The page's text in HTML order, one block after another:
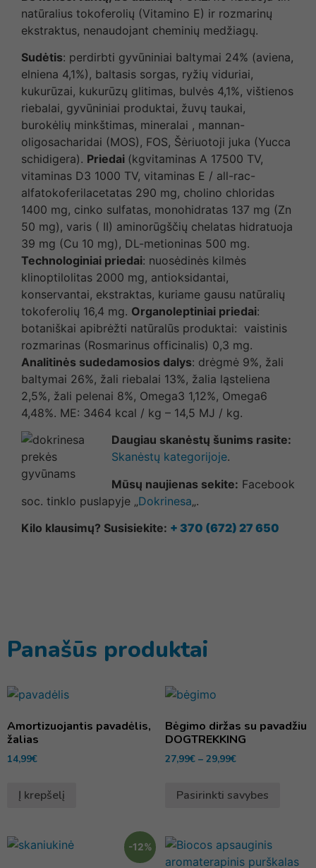
natūralius tokoferolių (Vitamino E) ir rozmarinų
ekstraktus, nenaudojant cheminių medžiagų.
Sudėtis: perdirbti gyvūniniai baltymai 24% (aviena,
elniena 4,1%), baltasis sorgas, ryžių viduriai,
kukurūzai, kukurūzų glitimas, bulvės 4,1%, vištienos
riebalai, gyvūniniai produktai, žuvų taukai,
burokėlių minkštimas, mineralai , mannan-
oligosacharidai (MOS), FOS, Šėriuotoji juka (Yucca
schidigera). Priedai (kgvitaminas A 17500 TV,
vitaminas D3 1000 TV, vitaminas E / all-rac-
alfatokoferilacetatas 290 mg, cholino chloridas
1400 mg, cinko sulfatas, monohidratas 137 mg (Zn
50 mg), varis ( II) aminorūgščių chelatas hidratuoja
39 mg (Cu 10 mg), DL-metioninas 500 mg.
Technologiniai priedai: nuosėdinės kilmės
klinoptilolitas 2000 mg, antioksidantai,
konservantai, ekstraktas, kuriame gausu natūralių
tokoferolių 16,4 mg. Organoleptiniai priedai:
botaniškai apibrėžti natūralūs produktai: vaistinis
rozmarinas (Rosmarinus officinalis) 0,3 mg.
Analitinės sudedamosios dalys: drėgmė 9%, žali
baltymai 26%, žali riebalai 13%, žalia ląsteliena
2,5%, žali pelenai 8%, Omega3 1,12%, Omega6
4,48%. ME: 3464 kcal / kg – 14,5 MJ / kg.
Daugiau skanėstų šunims rasite:
Skanėstų kategorijoje.
Mūsų naujienas sekite: Facebook
soc. tinklo puslapyje „Dokrinesa„.
Kilo klausimų? Susisiekite: + 370 (672) 27 650
Panašūs produktai
Amortizuojantis pavadėlis,
žalias
14,99€
Į krepšelį
Bėgimo diržas su pavadžiu
DOGTREKKING
27,99€ – 29,99€
Pasirinkti savybes
-12%